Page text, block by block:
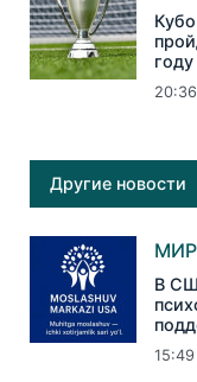
году
Другие новости
МИР
В